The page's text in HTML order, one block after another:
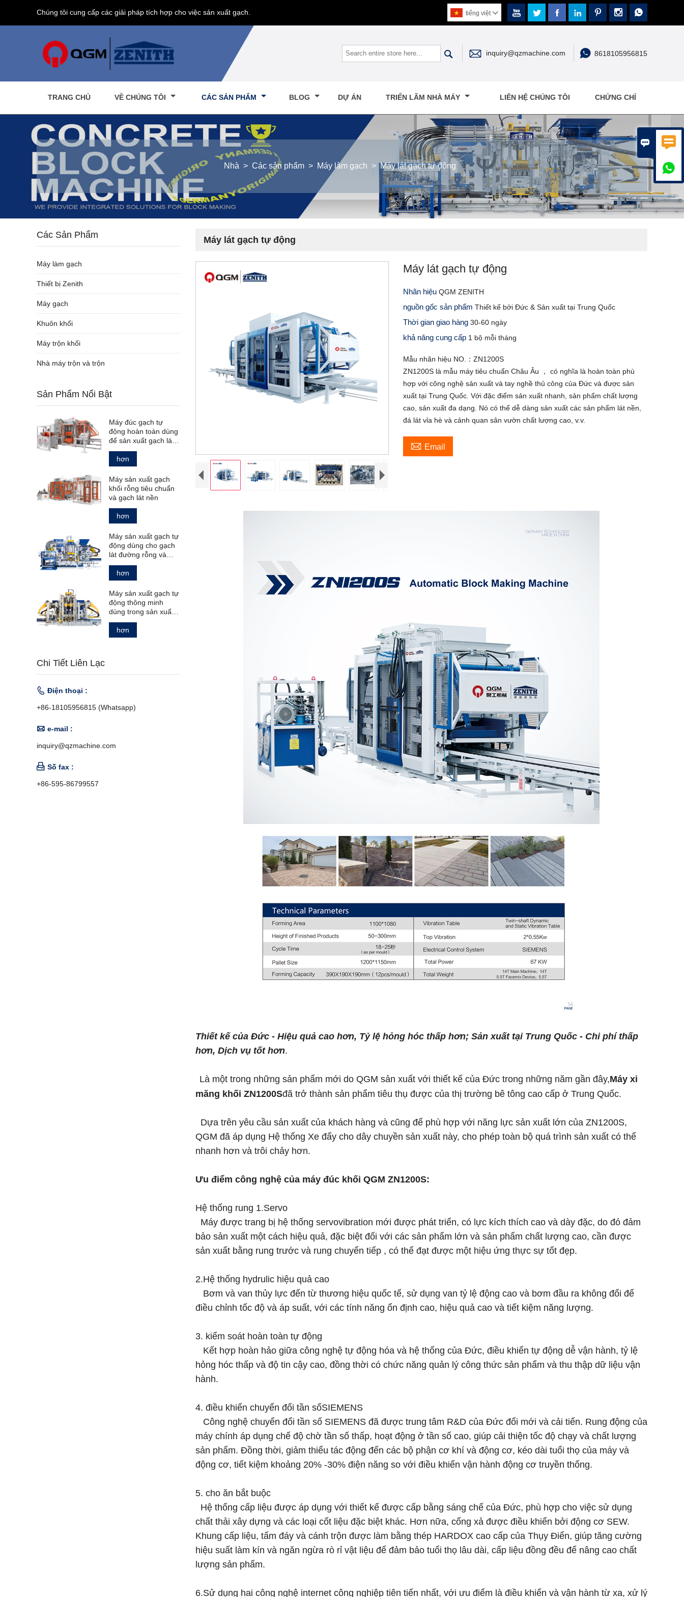
 

Chúng tôi cung cấp các giải pháp tích hợp cho việc sản xuất gạch.       
tiếng việt 
  inquiry@qzmachine.com  8618105956815
TRANG CHỦ VỀ CHÚNG TÔI CÁC SẢN PHẨM BLOG DỰ ÁN TRIỂN LÃM NHÀ MÁY LIÊN HỆ CHÚNG TÔI CHỨNG CHỈ
Nhà > Các sản phẩm > Máy làm gạch > Máy lát gạch tự động
Máy lát gạch tự động
Máy lát gạch tự động
Nhãn hiệuQGM ZENITH
nguồn gốc sản phẩmThiết kế bởi Đức & Sản xuất tại Trung Quốc
Thời gian giao hàng30-60 ngày
khả năng cung cấp 1 bộ mỗi tháng
Mẫu nhãn hiệu NO.：ZN1200S
ZN1200S là mẫu máy tiêu chuẩn Châu Âu ， có nghĩa là hoàn toàn phù
hợp với công nghệ sản xuất và tay nghề thủ công của Đức và được sản
xuất tại Trung Quốc. Với đặc điểm sản xuất nhanh, sản phẩm chất lượng
cao, sản xuất đa dạng. Nó có thể dễ dàng sản xuất các sản phẩm lát nền,
đá lát vỉa hè và cảnh quan sân vườn chất lượng cao, v.v.
 Email
Thiết kế của Đức - Hiệu quả cao hơn, Tỷ lệ hỏng hóc thấp hơn; Sản xuất tại Trung Quốc - Chi phí thấp
hơn, Dịch vụ tốt hơn.
Là một trong những sản phẩm mới do QGM sản xuất với thiết kế của Đức trong những năm gần đây,Máy xi
măng khối ZN1200Sđã trở thành sản phẩm tiêu thụ được của thị trường bê tông cao cấp ở Trung Quốc.
Dựa trên yêu cầu sản xuất của khách hàng và cũng để phù hợp với năng lực sản xuất lớn của ZN1200S,
QGM đã áp dụng Hệ thống Xe đẩy cho dây chuyền sản xuất này, cho phép toàn bộ quá trình sản xuất có thể
nhanh hơn và trôi chảy hơn.
Ưu điểm công nghệ của máy đúc khối QGM ZN1200S:
Hệ thống rung 1.Servo
Máy được trang bị hệ thống servovibration mới được phát triển, có lực kích thích cao và dày đặc, do đó đảm
bảo sản xuất một cách hiệu quả, đặc biệt đối với các sản phẩm lớn và sản phẩm chất lượng cao, cần được
sản xuất bằng rung trước và rung chuyển tiếp , có thể đạt được một hiệu ứng thực sự tốt đẹp.
2.Hệ thống hydrulic hiệu quả cao
Bơm và van thủy lực đến từ thương hiệu quốc tế, sử dụng van tỷ lệ động cao và bơm đầu ra không đổi để
điều chỉnh tốc độ và áp suất, với các tính năng ổn định cao, hiệu quả cao và tiết kiệm năng lượng.
3. kiểm soát hoàn toàn tự động
Kết hợp hoàn hảo giữa công nghệ tự động hóa và hệ thống của Đức, điều khiển tự động dễ vận hành, tỷ lệ
hỏng hóc thấp và độ tin cậy cao, đồng thời có chức năng quản lý công thức sản phẩm và thu thập dữ liệu vận
hành.
4. điều khiển chuyển đổi tần sốSIEMENS
Công nghệ chuyển đổi tần số SIEMENS đã được trung tâm R&D của Đức đổi mới và cải tiến. Rung động của
máy chính áp dụng chế độ chờ tần số thấp, hoạt động ở tần số cao, giúp cải thiện tốc độ chạy và chất lượng
sản phẩm. Đồng thời, giảm thiểu tác động đến các bộ phận cơ khí và động cơ, kéo dài tuổi thọ của máy và
động cơ, tiết kiệm khoảng 20% ​​-30% điện năng so với điều khiển vận hành động cơ truyền thống.
5. cho ăn bắt buộc
Hệ thống cấp liệu được áp dụng với thiết kế được cấp bằng sáng chế của Đức, phù hợp cho việc sử dụng
chất thải xây dựng và các loại cốt liệu đặc biệt khác. Hơn nữa, cổng xả được điều khiển bởi động cơ SEW.
Khung cấp liệu, tấm đáy và cánh trộn được làm bằng thép HARDOX cao cấp của Thụy Điển, giúp tăng cường
hiệu suất làm kín và ngăn ngừa rò rỉ vật liệu để đảm bảo tuổi thọ lâu dài, cấp liệu đồng đều để nâng cao chất
lượng sản phẩm.
6.Sử dụng hai công nghệ internet công nghiệp tiên tiến nhất, với ưu điểm là điều khiển và vận hành từ xa, xử lý
Các Sản Phẩm
Máy làm gạch
Thiết bị Zenith
Máy gạch
Khuôn khối
Máy trộn khối
Nhà máy trộn và trộn
Sản Phẩm Nổi Bật
Máy đúc gạch tự
động hoàn toàn dùng
để sản xuất gạch lát
đường rỗng tiêu
chuẩn.
hơn
Máy sản xuất gạch
khối rỗng tiêu chuẩn
và gạch lát nền
hơn
Máy sản xuất gạch tự
động dùng cho gạch
lát đường rỗng và
đặc, cũng như gạch
bó vỉa.
hơn
Máy sản xuất gạch tự
động thông minh
dùng trong sản xuất
các sản phẩm bê
tông.
hơn
Chi Tiết Liên Lạc
 Điện thoại :
+86-18105956815 (Whatsapp)
 e-mail :
inquiry@qzmachine.com
 Số fax :
+86-595-86799557